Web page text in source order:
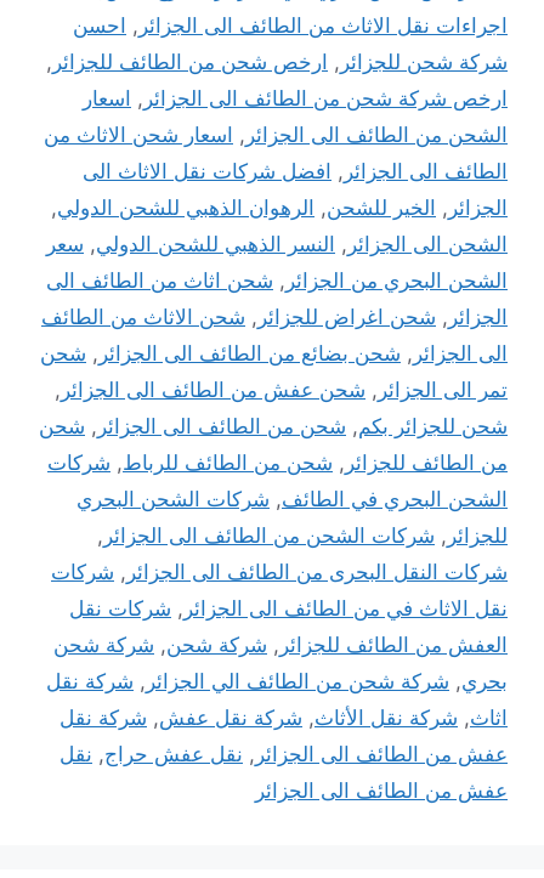
اجراءات نقل الاثاث من الطائف الى الجزائر , احسن
شركة شحن للجزائر , ارخص شحن من الطائف للجزائر ,
ارخص شركة شحن من الطائف الى الجزائر , اسعار
الشحن من الطائف الى الجزائر , اسعار شحن الاثاث من
الطائف الى الجزائر , افضل شركات نقل الاثاث الى
الجزائر , الخير للشحن, الرهوان الذهبي للشحن الدولي,
الشحن الى الجزائر , النسر الذهبي للشحن الدولي, سعر
الشحن البحري من الجزائر , شحن اثاث من الطائف الى
الجزائر , شحن اغراض للجزائر , شحن الاثاث من الطائف
الى الجزائر , شحن بضائع من الطائف الى الجزائر , شحن
تمر الى الجزائر , شحن عفش من الطائف الى الجزائر ,
شحن للجزائر بكم, شحن من الطائف الى الجزائر , شحن
من الطائف للجزائر , شحن من الطائف للرباط, شركات
الشحن البحري في الطائف, شركات الشحن البحري
للجزائر , شركات الشحن من الطائف الى الجزائر ,
شركات النقل البحرى من الطائف الى الجزائر , شركات
نقل الاثاث في من الطائف الى الجزائر , شركات نقل
العفش من الطائف للجزائر , شركة شحن, شركة شحن
بحري, شركة شحن من الطائف الي الجزائر , شركة نقل
اثاث, شركة نقل الأثاث, شركة نقل عفش, شركة نقل
عفش من الطائف الى الجزائر , نقل عفش حراج, نقل
عفش من الطائف الى الجزائر